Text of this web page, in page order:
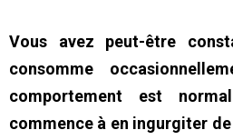
Vous avez peut-être
consomme
comportement est
commence à en ingurgiter